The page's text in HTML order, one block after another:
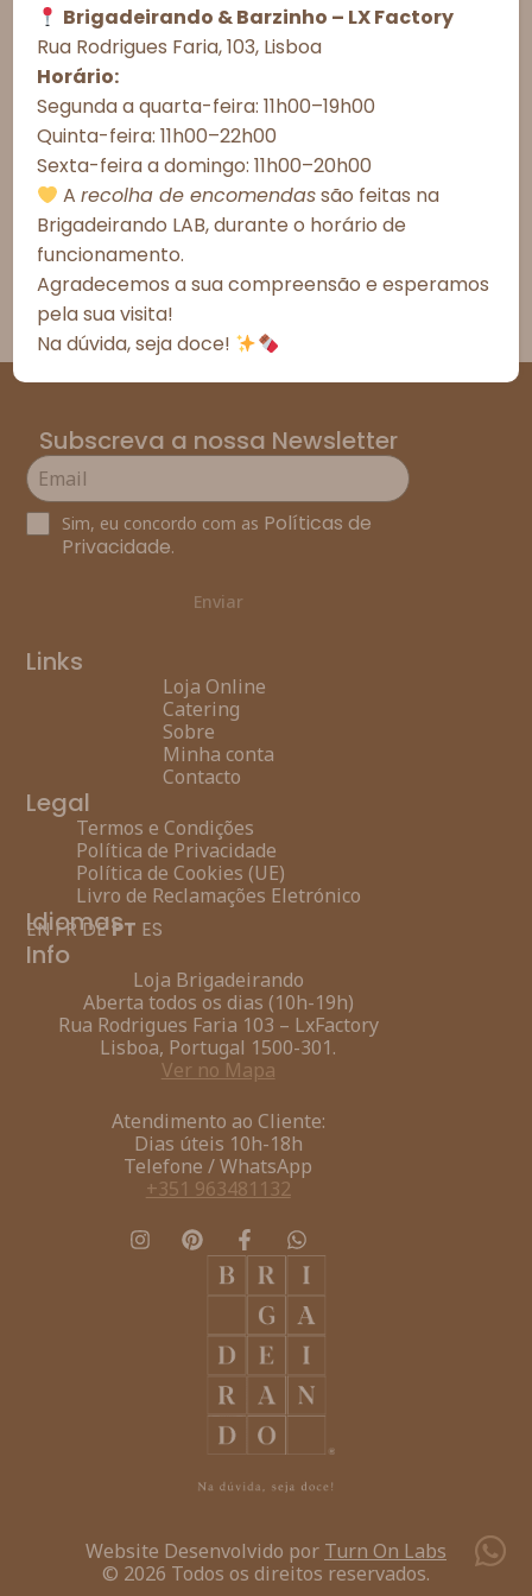
Aceitar todos
Ver preferências
Política de Cookies Política de Privacidade – Brigadeirando
Informações Importantes
Prazos de Entrega
Meios de Entrega
Alergénicos
*As fotografias são meramente ilustrativas.
*Todos os valores incluem IVA à taxa legal em vigor em
Portugal.
Subscreva a nossa Newsletter
Sim, eu concordo com as Políticas de
Privacidade.
Enviar
Links
Loja Online
Catering
Sobre
Minha conta
Contacto
Legal
Termos e Condições
Política de Privacidade
Política de Cookies (UE)
Livro de Reclamações Eletrónico
Idiomas
EN FR DEPT ES
Info
Loja Brigadeirando
Aberta todos os dias (10h-19h)
Rua Rodrigues Faria 103 – LxFactory
Lisboa, Portugal 1500-301.
Ver no Mapa
Atendimento ao Cliente:
Dias úteis 10h-18h
Telefone / WhatsApp
+351 963481132
Website Desenvolvido por Turn On Labs
© 2026 Todos os direitos reservados.
Brigadeirando & Barzinho – LX Factory
Rua Rodrigues Faria, 103, Lisboa
Horário:
Segunda a quarta-feira: 11h00–19h00
Quinta-feira: 11h00–22h00
Sexta-feira a domingo: 11h00–20h00
Arecolha de encomendassão feitas na
Brigadeirando LAB, durante o horário de
funcionamento.
Agradecemos a sua compreensão e esperamos
pela sua visita!
Na dúvida, seja doce!